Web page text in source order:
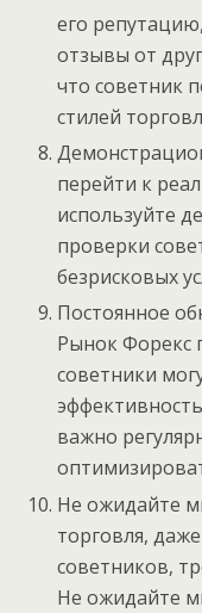
его
отзывы от
что советник
стилей
перейти к
используйте
проверки
безрисковых
Постоянное
Рынок Форекс
советники
важно
Не ожидайте
торговля,
советников,
Не ожидайте